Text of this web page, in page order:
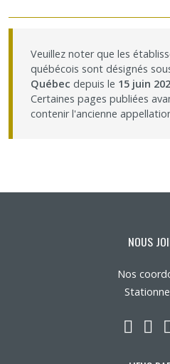
Partageons nos savoirs
Emplois et stages
Nous joindre
Veuillez noter que les
québécois sont désignés
Québec depuis le 15 juin
Certaines pages publiées
contenir l'ancienne
NOUS
Nos